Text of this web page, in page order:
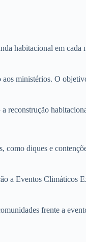
habitacional em
ministérios. O
reconstrução
diques e
a Eventos
frente a